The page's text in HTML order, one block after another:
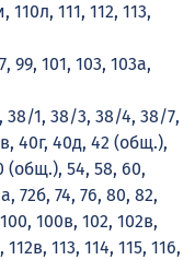
110л, 111, 112, 113,
99, 101, 103, 103а,
38/1, 38/3, 38/4, 38/7,
40г, 40д, 42 (общ.),
(общ.), 54, 58, 60,
72б, 74, 76, 80, 82,
100в, 102, 102в,
113, 114, 115, 116,